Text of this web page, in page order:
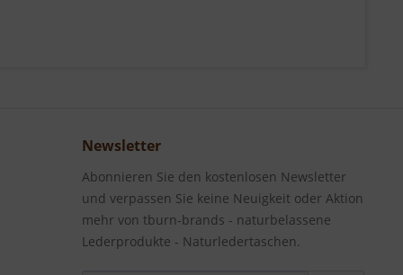
Newsletter
Abonnieren Sie den kostenlosen Newsletter
und verpassen Sie keine Neuigkeit oder Aktion
mehr von tburn-brands - naturbelassene
Lederprodukte - Naturledertaschen.